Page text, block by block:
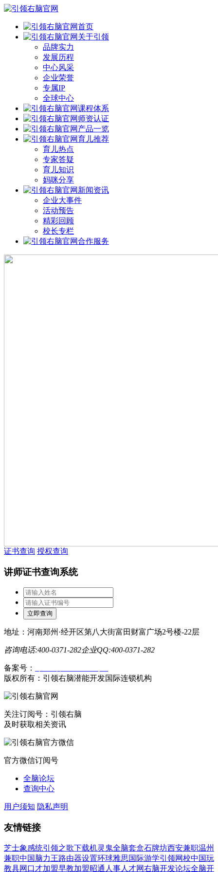
首页
关于引领
品牌实力
发展历程
中心风采
企业荣誉
专属IP
全球中心
课程体系
师资认证
产品一览
育儿推荐
育儿热点
专家答疑
育儿知识
妈咪分享
新闻资讯
企业大事件
活动预告
精彩回顾
校长专栏
合作服务
证书查询 授权查询
讲师证书查询系统
地址：河南郑州·经开区第八大街富田财富广场2号楼-22层
咨询电话:400-0371-282企业QQ:400-0371-282
备案号：
版权所有：引领右脑潜能开发国际连锁机构
关注订阅号：引领右脑
及时获取相关资讯
官方微信订阅号
全脑论坛
查询中心
用户须知 隐私声明
友情链接
芝士象感统引领之歌下载机灵鬼全脑套盒石牌坊西安兼职温州
兼职中国脑力王路由器设置环球雅思国际游学引领网校中国玩
教具网 口才加盟早教加盟昭通人事人才网右脑开发论坛全脑开